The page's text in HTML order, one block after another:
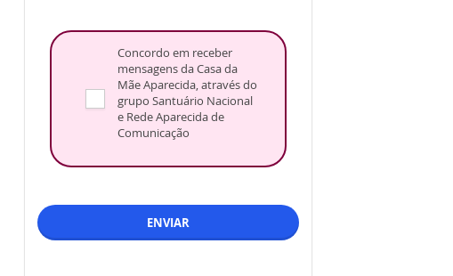
Concordo em receber
mensagens da Casa da
Mãe Aparecida, através do
grupo Santuário Nacional
e Rede Aparecida de
Comunicação
ENVIAR